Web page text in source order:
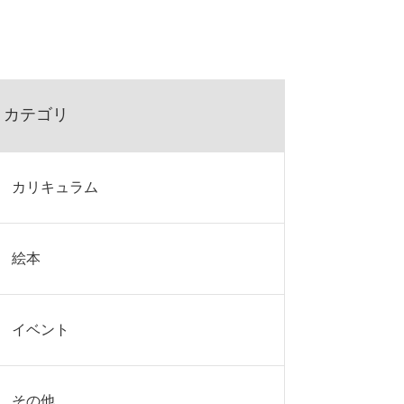
カテゴリ
カリキュラム
絵本
イベント
その他